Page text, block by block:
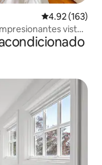
Calificación
4.92 (163)
vistas